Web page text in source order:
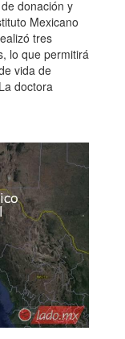
donación y
Mexicano
tres
lo que permitirá
vida de
doctora